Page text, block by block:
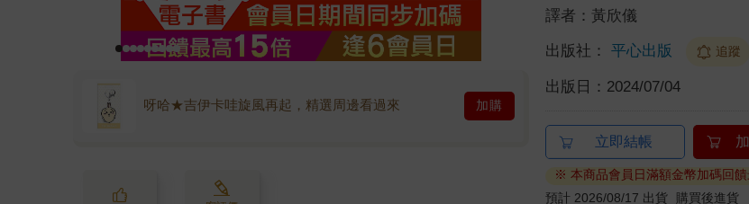
呀哈★吉伊卡哇旋風再起，精選周邊看過來 加購
譯者： 黃欣儀
出版社： 平心出版 追蹤
出版日： 2024/07/04
立即結帳
※ 本商品會員日滿額金幣加碼回
預計 2026/08/17 出貨
購買後進